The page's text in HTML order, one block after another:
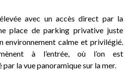
avec un accès direct par la
place de parking privative juste
environnement calme et privilégié.
à l’entrée, où l’on est
la vue panoramique sur la mer.